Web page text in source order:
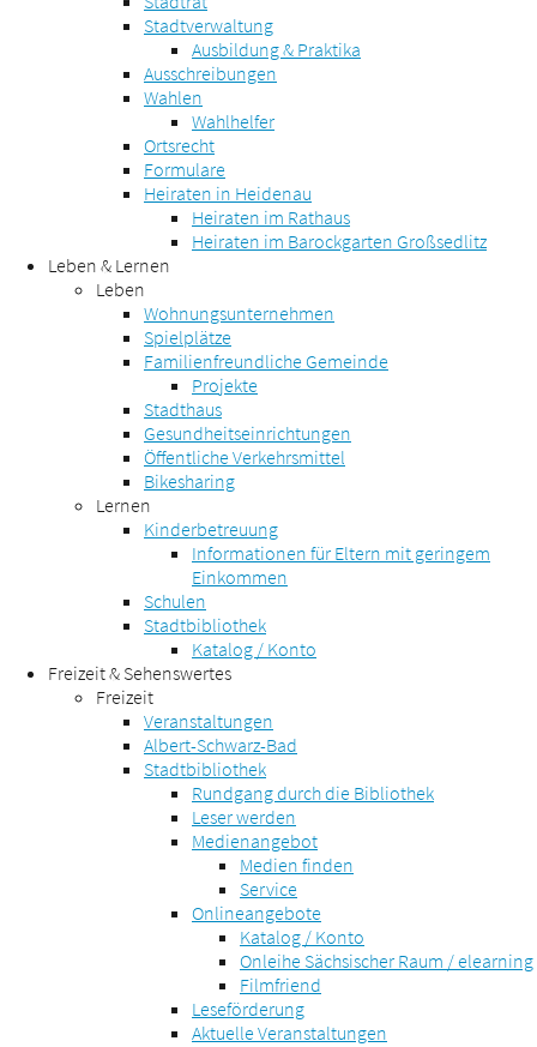
Stadtverwaltung
Ausbildung & Praktika
Ausschreibungen
Wahlen
Wahlhelfer
Ortsrecht
Formulare
Heiraten in Heidenau
Heiraten im Rathaus
Heiraten im Barockgarten Großsedlitz
Leben & Lernen
Leben
Wohnungsunternehmen
Spielplätze
Familienfreundliche Gemeinde
Projekte
Stadthaus
Gesundheitseinrichtungen
Öffentliche Verkehrsmittel
Bikesharing
Lernen
Kinderbetreuung
Informationen für Eltern mit geringem
Einkommen
Schulen
Stadtbibliothek
Katalog / Konto
Freizeit & Sehenswertes
Freizeit
Veranstaltungen
Albert-Schwarz-Bad
Stadtbibliothek
Rundgang durch die Bibliothek
Leser werden
Medienangebot
Medien finden
Service
Onlineangebote
Katalog / Konto
Onleihe Sächsischer Raum / elearning
Filmfriend
Leseförderung
Aktuelle Veranstaltungen